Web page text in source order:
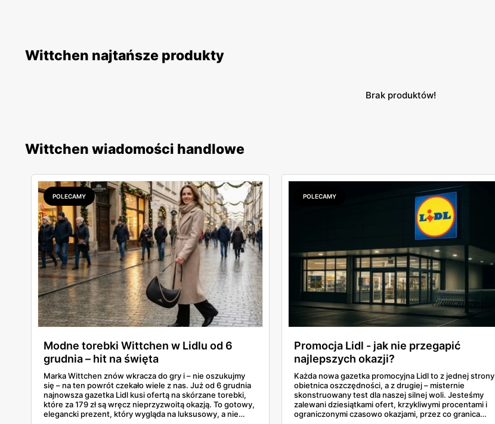
Wittchen najtańsze produkty
Brak produktów!
Wittchen wiadomości handlowe
POLECAMY
Modne torebki Wittchen w Lidlu od 6
grudnia – hit na święta
Marka Wittchen znów wkracza do gry i – nie oszukujmy
się – na ten powrót czekało wiele z nas. Już od 6 grudnia
najnowsza gazetka Lidl kusi ofertą na skórzane torebki,
które za 179 zł są wręcz nieprzyzwoitą okazją. To gotowy,
elegancki prezent, który wygląda na luksusowy, a nie
POLECAMY
Promocja Lidl - jak nie przegapić
najlepszych okazji?
Każda nowa gazetka promocyjna Lidl to z jednej strony
obietnica oszczędności, a z drugiej – misternie
skonstruowany test dla naszej silnej woli. Jesteśmy
zalewani dziesiątkami ofert, krzykliwymi procentami i
ograniczonymi czasowo okazjami, przez co granica